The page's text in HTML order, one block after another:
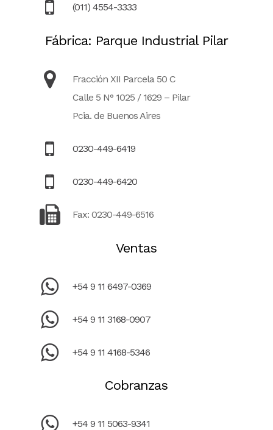
(011) 4554-3333
Fábrica: Parque Industrial Pilar
Fracción XII Parcela 50 C
Calle 5 N° 1025 / 1629 – Pilar
Pcia. de Buenos Aires
0230-449-6419
0230-449-6420
Fax: 0230-449-6516
Ventas
+54 9 11 6497-0369
+54 9 11 3168-0907
+54 9 11 4168-5346
Cobranzas
+54 9 11 5063-9341